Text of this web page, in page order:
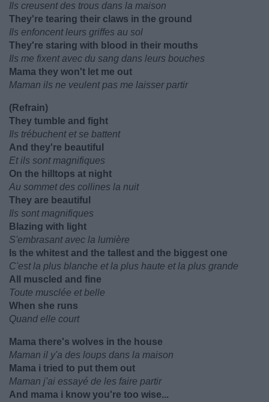
Ils creusent des trous dans la maison
They're tearing their claws in the ground
Ils enfoncent leurs griffes au sol
They're staring with blood in their mouths
Ils me fixent avec du sang dans leurs bouches
Mama they won't let me out
Maman ils ne veulent pas me laisser partir
(Refrain)
They tumble and fight
Ils trébuchent et se battent
And they're beautiful
Et ils sont magnifiques
On the hilltops at night
Au sommet des collines la nuit
They are beautiful
Ils sont magnifiques
Blazing with light
S'embrasant avec la lumière
Is the whitest and the tallest and the biggest one
C'est la plus blanche et la plus haute et la plus grande
All muscled and fine
Toute musclée et belle
When she runs
Quand elle court
Mama there's wolves in the house
Maman il y'a des loups dans la maison
Mama i tried to put them out
Maman j'ai essayé de les faire partir
And mama i know you're too wise...